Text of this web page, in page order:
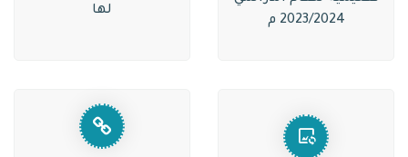
2023/2024 م
لها